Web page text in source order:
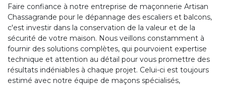
Faire confiance à notre entreprise de maçonnerie Artisan
Chassagrande pour le dépannage des escaliers et balcons,
c'est investir dans la conservation de la valeur et de la
sécurité de votre maison. Nous veillons constamment à
fournir des solutions complètes, qui pourvoient expertise
technique et attention au détail pour vous promettre des
résultats indéniables à chaque projet. Celui-ci est toujours
estimé avec notre équipe de maçons spécialisés,